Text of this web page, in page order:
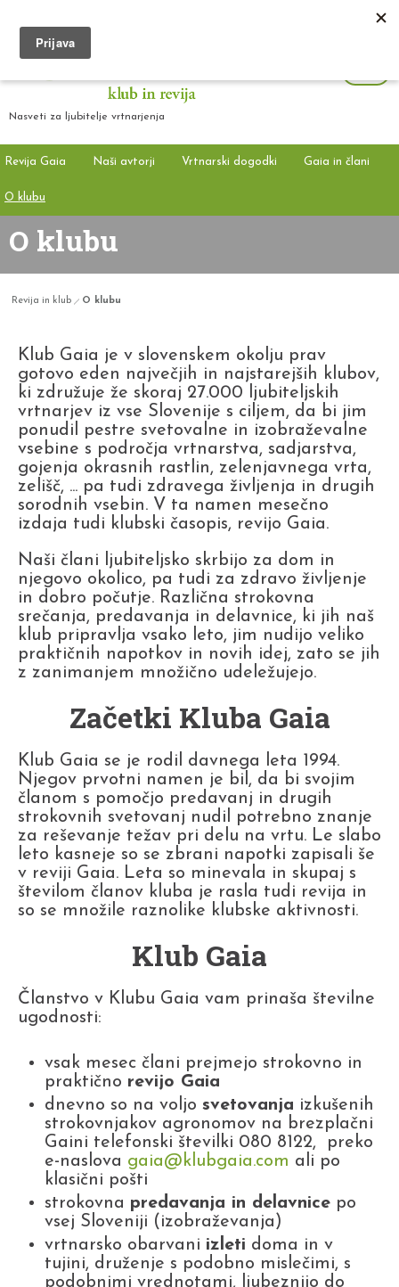
Nasveti za ljubitelje vrtnarjenja
Revija Gaia Naši avtorji Vrtnarski dogodki Gaia in člani
O klubu
O klubu
Revija in klub O klubu
Klub Gaia je v slovenskem okolju prav
gotovo eden največjih in najstarejših klubov,
ki združuje že skoraj 27.000 ljubiteljskih
vrtnarjev iz vse Slovenije s ciljem, da bi jim
ponudil pestre svetovalne in izobraževalne
vsebine s področja vrtnarstva, sadjarstva,
gojenja okrasnih rastlin, zelenjavnega vrta,
zelišč, ... pa tudi zdravega življenja in drugih
sorodnih vsebin. V ta namen mesečno
izdaja tudi klubski časopis, revijo Gaia.
Naši člani ljubiteljsko skrbijo za dom in
njegovo okolico, pa tudi za zdravo življenje
in dobro počutje. Različna strokovna
srečanja, predavanja in delavnice, ki jih naš
klub pripravlja vsako leto, jim nudijo veliko
praktičnih napotkov in novih idej, zato se jih
z zanimanjem množično udeležujejo.
Začetki Kluba Gaia
Klub Gaia se je rodil davnega leta 1994.
Njegov prvotni namen je bil, da bi svojim
članom s pomočjo predavanj in drugih
strokovnih svetovanj nudil potrebno znanje
za reševanje težav pri delu na vrtu. Le slabo
leto kasneje so se zbrani napotki zapisali še
v reviji Gaia. Leta so minevala in skupaj s
številom članov kluba je rasla tudi revija in
so se množile raznolike klubske aktivnosti.
Klub Gaia
Članstvo v Klubu Gaia vam prinaša številne
ugodnosti:
vsak mesec člani prejmejo strokovno in
praktično revijo Gaia
dnevno so na voljo svetovanja izkušenih
strokovnjakov agronomov na brezplačni
Gaini telefonski številki 080 8122, preko
e-naslova gaia@klubgaia.com ali po
klasični pošti
strokovna predavanja in delavnice po
vsej Sloveniji (izobraževanja)
vrtnarsko obarvani izleti doma in v
tujini, druženje s podobno mislečimi, s
podobnimi vrednotami, ljubeznijo do